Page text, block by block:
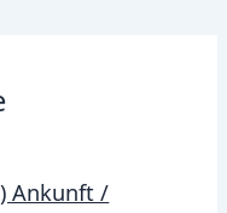
Ankunft /